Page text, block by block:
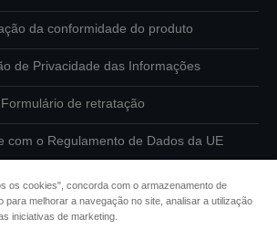
da conformidade do produto
de Privacidade das Informações
Formulário de retratação
com o Regulamento de Dados da UE
sobre cookies
os cookies", concorda com o armazenamento de
para melhorar a navegação no site, analisar a utilização
iniciativas de marketing.